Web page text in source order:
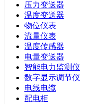
压力变送器
温度变送器
物位仪表
流量仪表
温度传感器
电量变送器
智能电力监测仪
数字显示调节仪
电线电缆
配电柜